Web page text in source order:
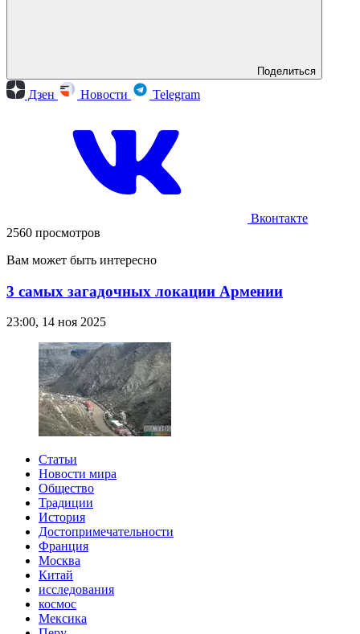
Поделиться
Дзен Новости Telegram
Вконтакте
2560 просмотров
Вам может быть интересно
3 самых загадочных локации Армении
23:00, 14 ноя 2025
Статьи
Новости мира
Общество
Традиции
История
Достопримечательности
Франция
Москва
Китай
исследования
космос
Мексика